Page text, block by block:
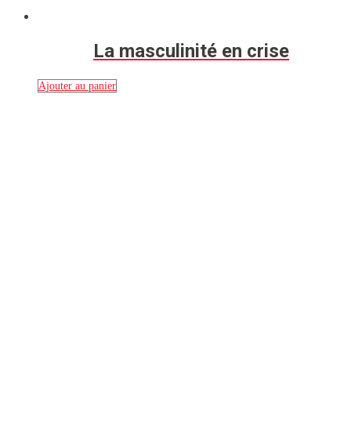
La masculinité en crise
Ajouter au panier